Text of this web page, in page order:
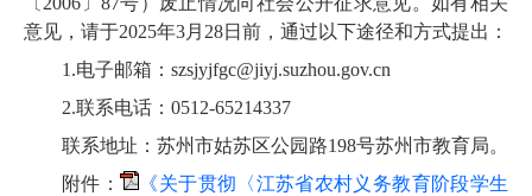
意见，请于2025年3月 28日前， 通过以下途径和方式提出 ：
1.电子邮箱： szsjyjfgc@jiyj.suzhou.gov.cn
2.联系电话： 0512-65214337
联系地址：苏州市姑苏区公园路198号苏州市教育局。
附件 ：
《关于贯彻〈江苏省农村义务教育阶段学生